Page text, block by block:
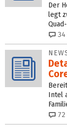
Der
legt
34
Intel
72